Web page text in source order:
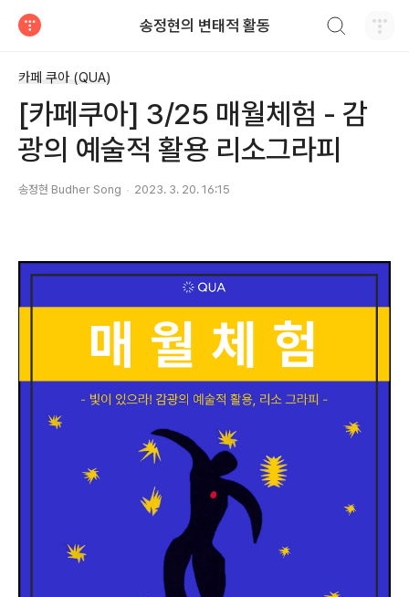
송정현의 변태적 활동
카페 쿠아 (QUA)
[카페쿠아] 3/25 매월체험 - 감
광의 예술적 활용 리소그라피
송정현 Budher Song 2023. 3. 20. 16:15